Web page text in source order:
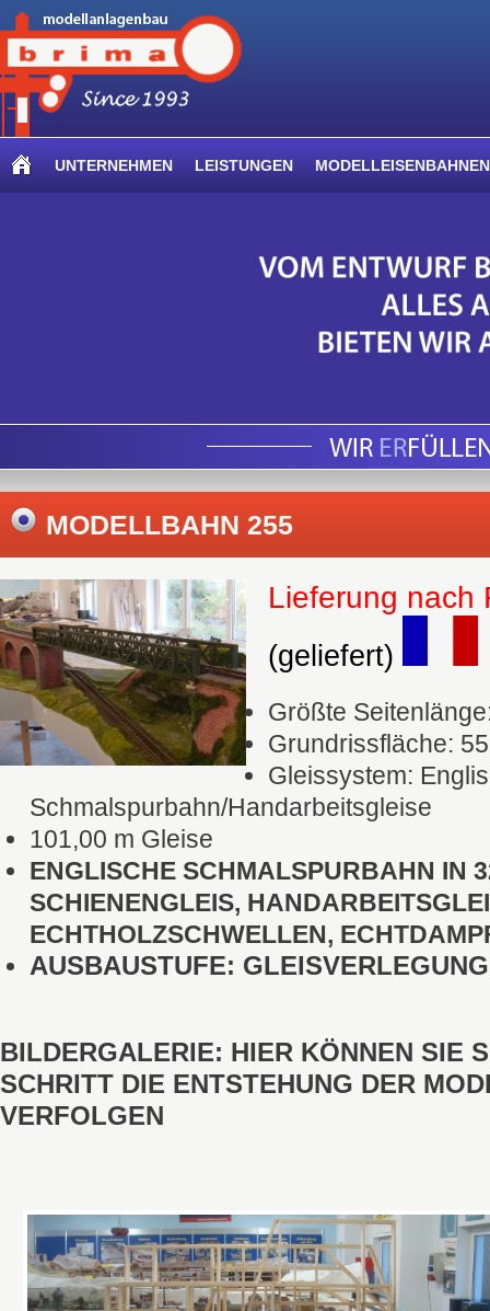
UNTERNEHMEN LEISTUNGEN MODELLEISENBAHNEN
MODELLBAHN 255
Lieferung nach
(geliefert)
Größte
Grundrissfläche:
Gleissystem:
Schmalspurbahn/Handarbeitsgleise
101,00 m Gleise
ENGLISCHE SCHMALSPURBAHN IN
SCHIENENGLEIS,
ECHTHOLZSCHWELLEN,
AUSBAUSTUFE:
BILDERGALERIE: HIER KÖNNEN SIE
SCHRITT DIE ENTSTEHUNG DER
VERFOLGEN